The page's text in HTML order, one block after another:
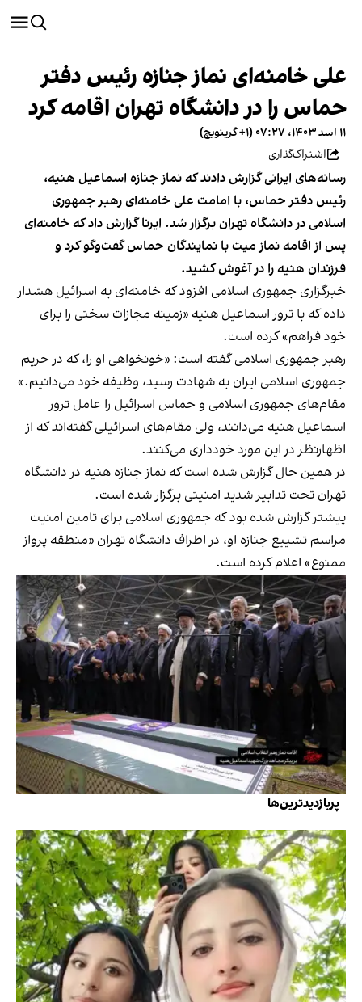
علی خامنه‌ای نماز جنازه رئیس دفتر
حماس را در دانشگاه تهران اقامه کرد
۱۱ اسد ۱۴۰۳، ۰۷:۲۷ (‎+۱ گرینویچ)
اشتراک‌گذاری
رسانه‌های ایرانی گزارش دادند که نماز جنازه اسماعیل هنیه،
رئیس دفتر حماس، با امامت علی خامنه‌ای رهبر جمهوری
اسلامی در دانشگاه تهران برگزار شد. ایرنا گزارش داد که خامنه‌ای
پس از اقامه نماز میت با نمایندگان حماس گفت‌وگو کرد و
فرزندان هنیه را در آغوش کشید.
خبرگزاری جمهوری اسلامی افزود که خامنه‌ای به اسرائیل هشدار
داده که با ترور اسماعیل هنیه «زمینه مجازات سختی را برای
خود فراهم» کرده است.
رهبر جمهوری اسلامی گفته است: «خونخواهی او را، که در حریم
جمهوری اسلامی ایران به شهادت رسید، وظیفه خود می‌دانیم.»
مقام‌های جمهوری اسلامی و حماس اسرائیل را عامل ترور
اسماعیل هنیه می‌دانند، ولی مقام‌های اسرائیلی گفته‌اند که از
اظهارنظر در این مورد خودداری می‌کنند.
در همین حال گزارش شده است که نماز جنازه هنیه در دانشگاه
تهران تحت تدابیر شدید امنیتی برگزار شده است.
پیشتر گزارش شده بود که جمهوری اسلامی برای تامین امنیت
مراسم تشییع جنازه او، در اطراف دانشگاه تهران «منطقه پرواز
ممنوع» اعلام کرده است.
پربازدیدترین‌ها